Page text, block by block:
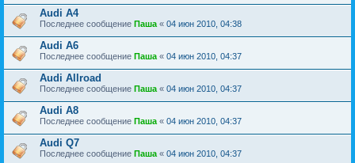
Audi A4
Последнее сообщение Паша « 04 июн 2010, 04:38
Audi A6
Последнее сообщение Паша « 04 июн 2010, 04:37
Audi Allroad
Последнее сообщение Паша « 04 июн 2010, 04:37
Audi A8
Последнее сообщение Паша « 04 июн 2010, 04:37
Audi Q7
Последнее сообщение Паша « 04 июн 2010, 04:37